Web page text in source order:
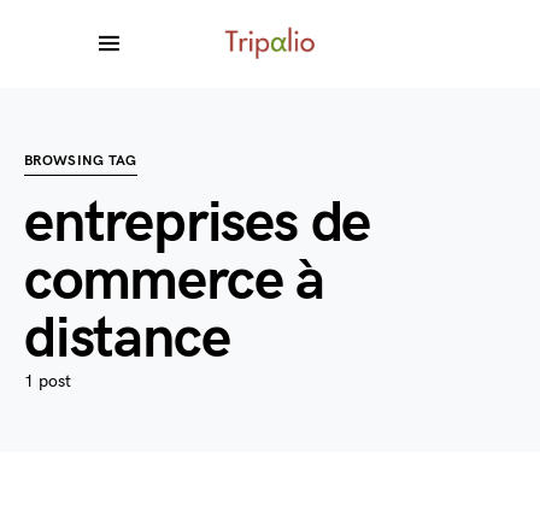
BROWSING TAG
entreprises de
commerce à
distance
1 post